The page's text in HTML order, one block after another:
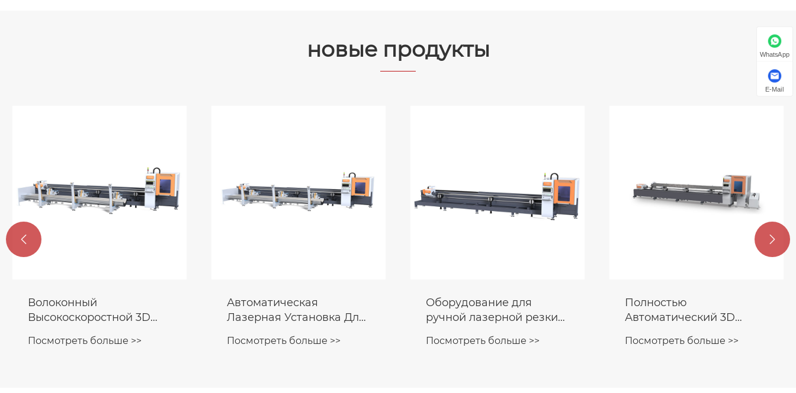
новые продукты
Волоконный
Высокоскоростной 3D
Автоматический
Посмотреть больше >>
Автоматическая
Лазерная Установка Для
Окон
Посмотреть больше >>
Оборудование для
ручной лазерной резки
Посмотреть больше >>
Полностью
Автоматический 3D
Резки Труб Без
Посмотреть больше >>
 
WhatsApp
E-Mail